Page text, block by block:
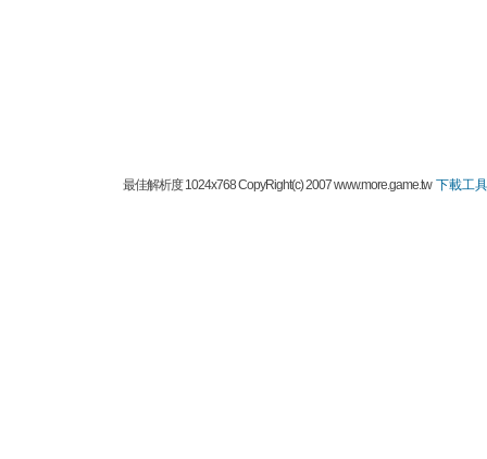
最佳解析度 1024x768 CopyRight(c) 2007 www.more.game.tw下載工